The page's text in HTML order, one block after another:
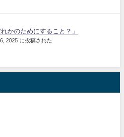
かのためにすること？」
2025 に投稿された